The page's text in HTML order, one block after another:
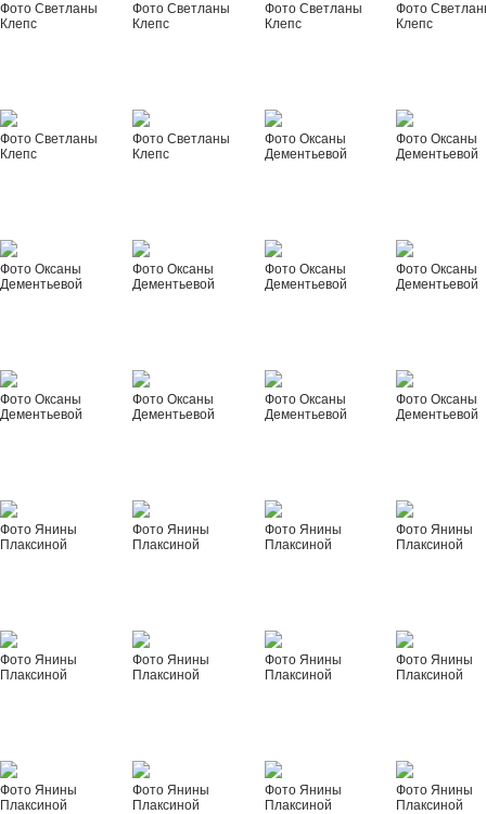
Фото Светланы
Клепс
Фото Светланы
Клепс
Фото Светланы
Клепс
Фото
Клепс
Фото Светланы
Клепс
Фото Светланы
Клепс
Фото Оксаны
Дементьевой
Фото Оксаны
Дементьевой
Фото Оксаны
Дементьевой
Фото Оксаны
Дементьевой
Фото Оксаны
Дементьевой
Фото Оксаны
Дементьевой
Фото Оксаны
Дементьевой
Фото Оксаны
Дементьевой
Фото Оксаны
Дементьевой
Фото Оксаны
Дементьевой
Фото Янины
Плаксиной
Фото Янины
Плаксиной
Фото Янины
Плаксиной
Фото Янины
Плаксиной
Фото Янины
Плаксиной
Фото Янины
Плаксиной
Фото Янины
Плаксиной
Фото Янины
Плаксиной
Фото Янины
Плаксиной
Фото Янины
Плаксиной
Фото Янины
Плаксиной
Фото Янины
Плаксиной